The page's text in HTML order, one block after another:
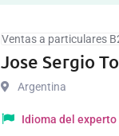
Ventas a particulares
Jose Sergio
Argentina
Idioma del experto